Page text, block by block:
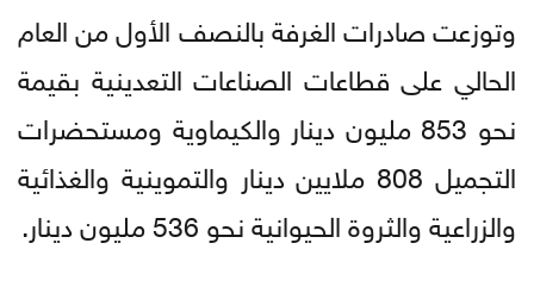
وتوزعت صادرات الغرفة بالنصف الأول من العام
الحالي على قطاعات الصناعات التعدينية بقيمة
نحو 853 مليون دينار والكيماوية ومستحضرات
التجميل 808 ملايين دينار والتموينية والغذائية
والزراعية والثروة الحيوانية نحو 536 مليون دينار.